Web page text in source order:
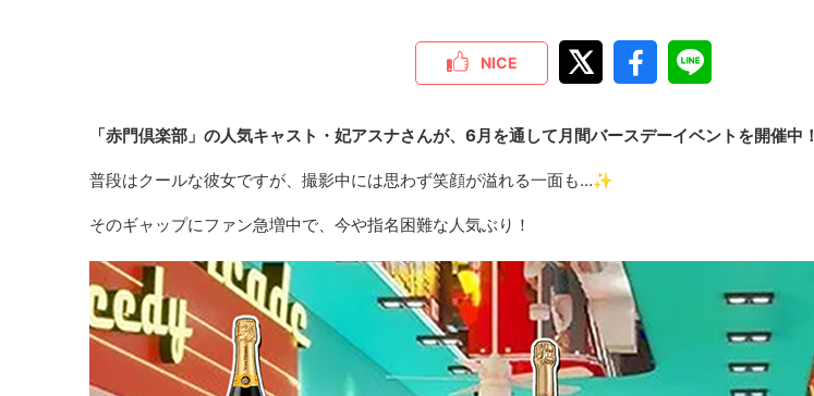
NICE
「赤門倶楽部」の人気キャスト・妃アスナさんが、6月を通して月間バースデーイベントを開催中！
普段はクールな彼女ですが、撮影中には思わず笑顔が溢れる一面も…✨
そのギャップにファン急増中で、今や指名困難な人気ぶり！